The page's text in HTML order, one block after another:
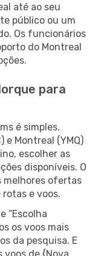
até ao seu
público ou um
Os funcionários
do Montreal
para
é simples.
e Montreal (YMQ)
escolher as
disponíveis. O
melhores ofertas
e voos.
“Escolha
os voos mais
da pesquisa. E